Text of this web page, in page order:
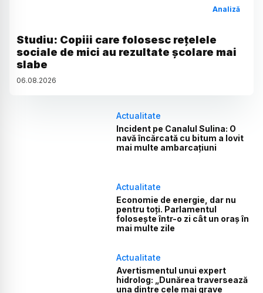
Analiză
Studiu: Copiii care folosesc rețelele
sociale de mici au rezultate școlare mai
slabe
06.08.2026
Actualitate
Incident pe Canalul Sulina: O
navă încărcată cu bitum a lovit
mai multe ambarcațiuni
Actualitate
Economie de energie, dar nu
pentru toți. Parlamentul
folosește într-o zi cât un oraș în
mai multe zile
Actualitate
Avertismentul unui expert
hidrolog: „Dunărea traversează
una dintre cele mai grave